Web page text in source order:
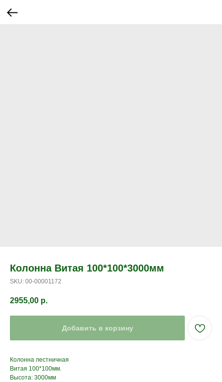
Колонна Витая 100*100*3000мм
SKU: 00-00001172
2955,00 р.
Добавить в корзину
Колонна лестничная
Витая 100*100мм.
Высота: 3000мм